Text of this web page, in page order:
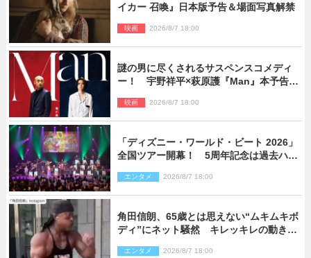
イカー 召喚』日本版予告＆場面写真解禁
映画 2026/8/7 18:00
謎の男に尽くされるサスペンスコメディ
ー！ 宇野祥平×萩原護『Man』本予告＆
映画 2026/8/7 18:00
「ディズニー・ワールド・ビート 2026」
全国ツアー開幕！ 5周年記念は過去ハイ
ポート】
エンタメ 2026/8/7 18:00
角田信朗、65歳とは思えない“ムキムキボ
ディ”にネット騒然 キレッキレの動きを
エンタメ 2026/8/7 18:00